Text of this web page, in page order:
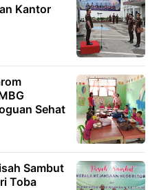
Kantor
Sehat
Sambut
Toba